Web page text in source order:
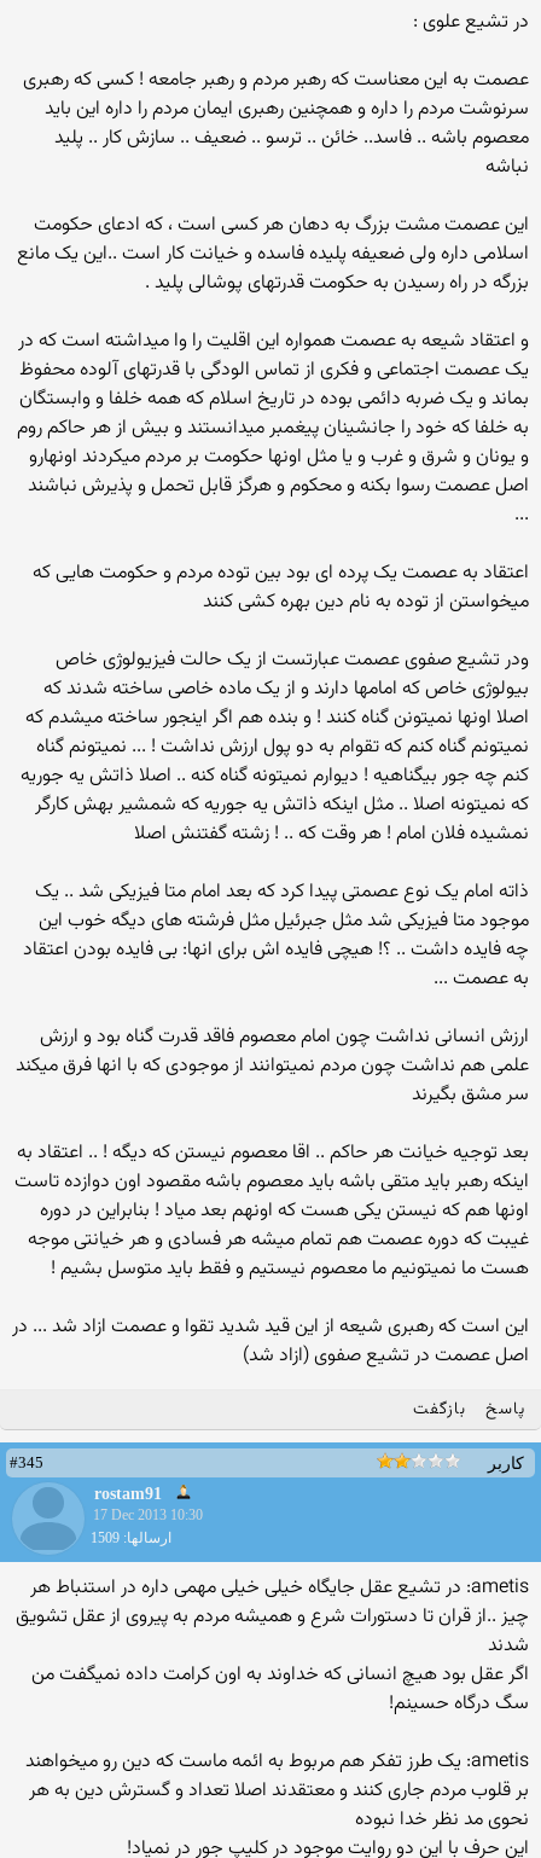
در تشیع علوی :
عصمت به این معناست که رهبر مردم و رهبر جامعه ! کسی که رهبری
سرنوشت مردم را داره و همچنین رهبری ایمان مردم را داره این باید
معصوم باشه .. فاسد.. خائن .. ترسو .. ضعیف .. سازش کار .. پلید
نباشه
این عصمت مشت بزرگ به دهان هر کسی است ، که ادعای حکومت
اسلامی داره ولی ضعیفه پلیده فاسده و خیانت کار است ..این یک مانع
بزرگه در راه رسیدن به حکومت قدرتهای پوشالی پلید .
و اعتقاد شیعه به عصمت همواره این اقلیت را وا میداشته است که در
یک عصمت اجتماعی و فکری از تماس الودگی با قدرتهای آلوده محفوظ
بماند و یک ضربه دائمی بوده در تاریخ اسلام که همه خلفا و وابستگان
به خلفا که خود را جانشینان پیغمبر میدانستند و بیش از هر حاکم روم
و یونان و شرق و غرب و یا مثل اونها حکومت بر مردم میکردند اونهارو
اصل عصمت رسوا بکنه و محکوم و هرگز قابل تحمل و پذیرش نباشند
...
اعتقاد به عصمت یک پرده ای بود بین توده مردم و حکومت هایی که
میخواستن از توده به نام دین بهره کشی کنند
ودر تشیع صفوی عصمت عبارتست از یک حالت فیزیولوژی خاص
بیولوژی خاص که امامها دارند و از یک ماده خاصی ساخته شدند که
اصلا اونها نمیتونن گناه کنند ! و بنده هم اگر اینجور ساخته میشدم که
نمیتونم گناه کنم که تقوام به دو پول ارزش نداشت ! ... نمیتونم گناه
کنم چه جور بیگناهیه ! دیوارم نمیتونه گناه کنه .. اصلا ذاتش یه جوریه
که نمیتونه اصلا .. مثل اینکه ذاتش یه جوریه که شمشیر بهش کارگر
نمشیده فلان امام ! هر وقت که .. ! زشته گفتنش اصلا
ذاته امام یک نوع عصمتی پیدا کرد که بعد امام متا فیزیکی شد .. یک
موجود متا فیزیکی شد مثل جبرئیل مثل فرشته های دیگه خوب این
چه فایده داشت .. ؟! هیچی فایده اش برای انها: بی فایده بودن اعتقاد
به عصمت ...
ارزش انسانی نداشت چون امام معصوم فاقد قدرت گناه بود و ارزش
علمی هم نداشت چون مردم نمیتوانند از موجودی که با انها فرق میکند
سر مشق بگیرند
بعد توجیه خیانت هر حاکم .. اقا معصوم نیستن که دیگه ! .. اعتقاد به
اینکه رهبر باید متقی باشه باید معصوم باشه مقصود اون دوازده تاست
اونها هم که نیستن یکی هست که اونهم بعد میاد ! بنابراین در دوره
غیبت که دوره عصمت هم تمام میشه هر فسادی و هر خیانتی موجه
هست ما نمیتونیم ما معصوم نیستیم و فقط باید متوسل بشیم !
این است که رهبری شیعه از این قید شدید تقوا و عصمت ازاد شد ... در
اصل عصمت در تشیع صفوی (ازاد شد)
پاسخ بازگفت
کاربر
#345
rostam91
17 Dec 2013 10:30
ارسالها: 1509
ametis: در تشیع عقل جایگاه خیلی خیلی مهمی داره در استنباط هر
چیز ..از قران تا دستورات شرع و همیشه مردم به پیروی از عقل تشویق
شدند
اگر عقل بود هیچ انسانی که خداوند به اون کرامت داده نمیگفت من
سگ درگاه حسینم!
ametis: یک طرز تفکر هم مربوط به ائمه ماست که دین رو میخواهند
بر قلوب مردم جاری کنند و معتقدند اصلا تعداد و گسترش دین به هر
نحوی مد نظر خدا نبوده
این حرف با این دو روایت موجود در کلیپ جور در نمیاد!